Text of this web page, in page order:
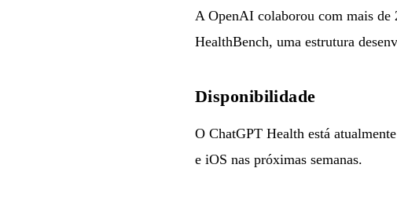
A OpenAI colaborou com mais de
HealthBench, uma estrutura
Disponibilidade
O ChatGPT Health está
e iOS nas próximas semanas.